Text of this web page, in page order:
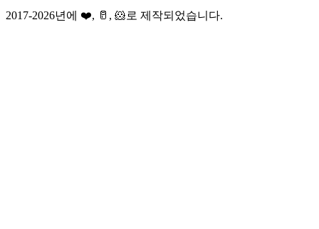
2017-2026년에 ❤️, 🥛, 🐹로 제작되었습니다.